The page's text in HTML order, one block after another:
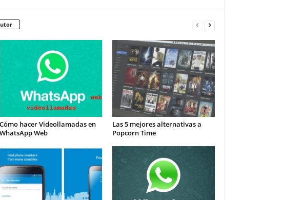
Cómo hacer Videollamadas en
WhatsApp Web
Las 5 mejores alternativas a
Popcorn Time